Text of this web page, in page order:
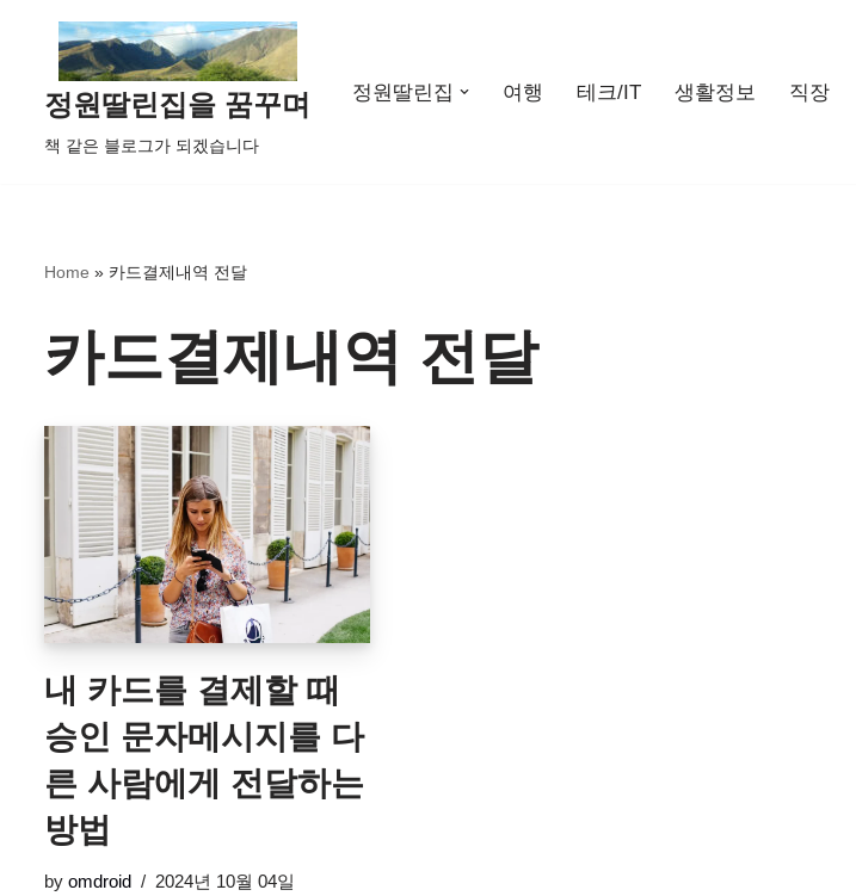
정원딸린집을 꿈꾸며
책 같은 블로그가 되겠습니다
정원딸린집 여행 테크/IT 생활정보 직장
Home » 카드결제내역 전달
카드결제내역 전달
내 카드를 결제할 때
승인 문자메시지를 다
른 사람에게 전달하는
방법
by omdroid 2024년 10월 04일